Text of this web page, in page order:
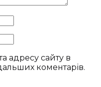
адресу сайту в
коментарів.